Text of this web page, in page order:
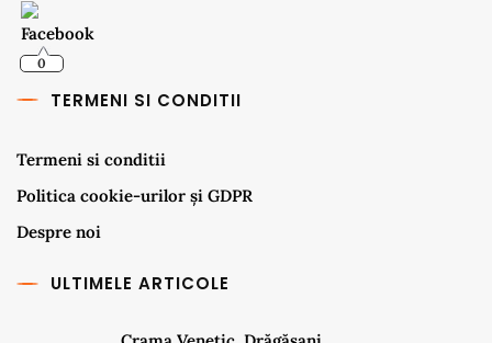
0
TERMENI SI CONDITII
Termeni si conditii
Politica cookie-urilor și GDPR
Despre noi
ULTIMELE ARTICOLE